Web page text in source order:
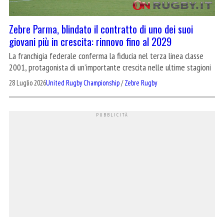
Zebre Parma, blindato il contratto di uno dei suoi
giovani più in crescita: rinnovo fino al 2029
La franchigia federale conferma la fiducia nel terza linea classe
2001, protagonista di un’importante crescita nelle ultime stagioni
28 Luglio 2026United Rugby Championship/Zebre Rugby